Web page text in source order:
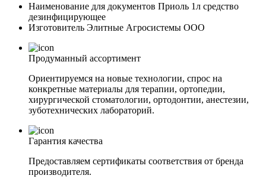
Наименование для документов Приоль 1л средство
дезинфицирующее
Изготовитель Элитные Агросистемы ООО
Продуманный ассортимент
Ориентируемся на новые технологии, спрос на
конкретные материалы для терапии, ортопедии,
хирургической стоматологии, ортодонтии, анестезии,
зуботехнических лабораторий.
Гарантия качества
Предоставляем сертификаты соответствия от бренда
производителя.